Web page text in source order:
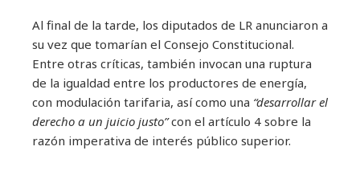
Al final de la tarde, los diputados de LR anunciaron a
su vez que tomarían el Consejo Constitucional.
Entre otras críticas, también invocan una ruptura
de la igualdad entre los productores de energía,
con modulación tarifaria, así como una “desarrollar el
derecho a un juicio justo”con el artículo 4 sobre la
razón imperativa de interés público superior.